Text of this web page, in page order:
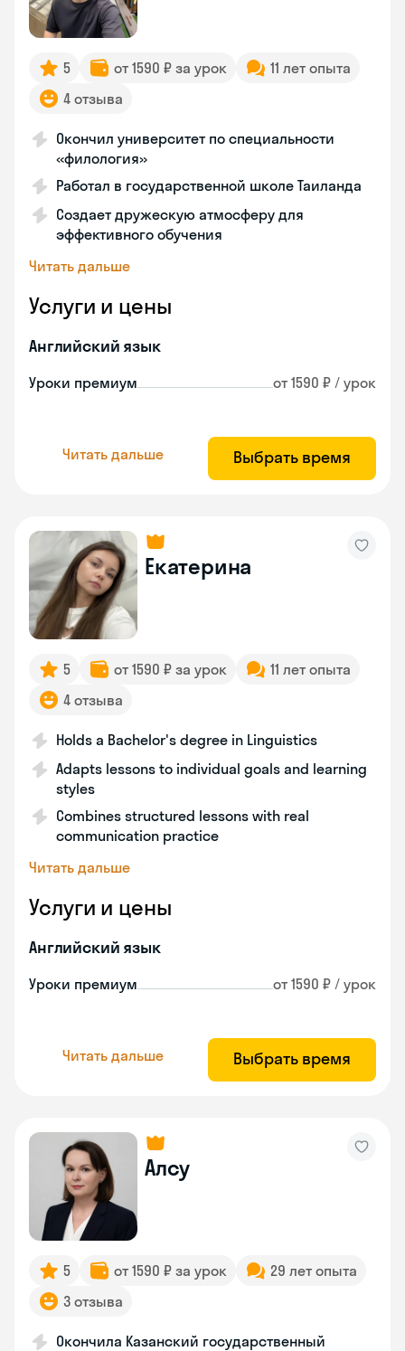
5 от 1590 ₽ за урок
11 лет опыта
4 отзыва
Окончил университет по специальности
«филология»
Работал в государственной школе Таиланда
Создает дружескую атмосферу для
эффективного обучения
Читать дальше
Услуги и цены
Английский язык
Уроки премиум от 1590 ₽ / урок
Читать дальше Выбрать время
Екатерина
5 от 1590 ₽ за урок
11 лет опыта
4 отзыва
Holds a Bachelor's degree in Linguistics
Adapts lessons to individual goals and learning
styles
Combines structured lessons with real
communication practice
Читать дальше
Услуги и цены
Английский язык
Уроки премиум от 1590 ₽ / урок
Читать дальше Выбрать время
Алсу
5 от 1590 ₽ за урок
29 лет опыта
3 отзыва
Окончила Казанский государственный